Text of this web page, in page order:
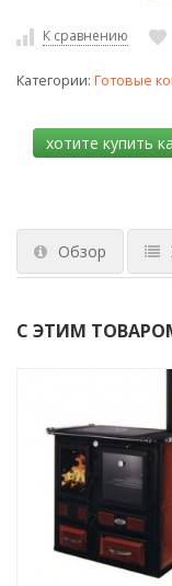
К сравнению
Категории: Готовые
Обзор
С ЭТИМ